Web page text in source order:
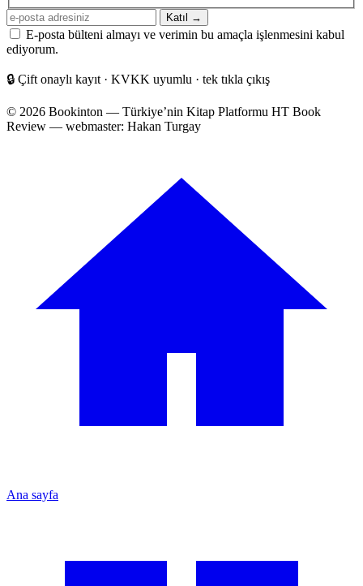
E-
posta
adresiniz
Katıl →
E-posta bülteni almayı ve verimin bu amaçla işlenmesini kabul
ediyorum.
🔒 Çift onaylı kayıt · KVKK uyumlu · tek tıkla çıkış
© 2026 Bookinton — Türkiye’nin Kitap Platformu HT Book
Review — webmaster: Hakan Turgay
Ana sayfa